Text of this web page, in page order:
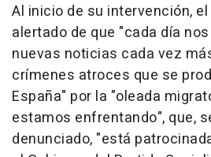
Al inicio de su intervención,
alertado de que "cada día
nuevas noticias cada vez
crímenes atroces que se
España" por la "oleada
estamos enfrentando", que,
denunciado, "está